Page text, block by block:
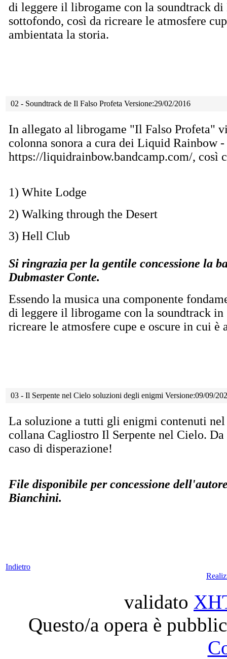
di leggere il librogame con la soundtrack di
sottofondo, così da ricreare le atmosfere
ambientata la storia.
02 - Soundtrack de Il Falso Profeta Versione:29/02/2016
In allegato al librogame "Il Falso Profeta"
colonna sonora a cura dei Liquid Rainbow -
https://liquidrainbow.bandcamp.com/, così
1) White Lodge
2) Walking through the Desert
3) Hell Club
Si ringrazia per la gentile concessione la
Dubmaster Conte.
Essendo la musica una componente
di leggere il librogame con la soundtrack in
ricreare le atmosfere cupe e oscure in cui è
03 - Il Serpente nel Cielo soluzioni degli enigmi Versione:09/09/
La soluzione a tutti gli enigmi contenuti
collana Cagliostro Il Serpente nel Cielo.
caso di disperazione!
File disponibile per concessione
Bianchini.
Indietro
validato
Questo/a opera è